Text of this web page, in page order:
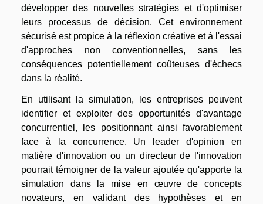
développer des nouvelles stratégies et d'optimiser
leurs processus de décision. Cet environnement
sécurisé est propice à la réflexion créative et à l'essai
d'approches non conventionnelles, sans les
conséquences potentiellement coûteuses d'échecs
dans la réalité.
En utilisant la simulation, les entreprises peuvent
identifier et exploiter des opportunités d'avantage
concurrentiel, les positionnant ainsi favorablement
face à la concurrence. Un leader d'opinion en
matière d'innovation ou un directeur de l'innovation
pourrait témoigner de la valeur ajoutée qu'apporte la
simulation dans la mise en œuvre de concepts
novateurs, en validant des hypothèses et en